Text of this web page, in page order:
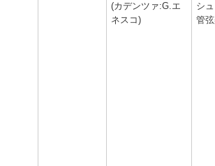
(カデンツァ:G.エ
ネスコ)
シ
管